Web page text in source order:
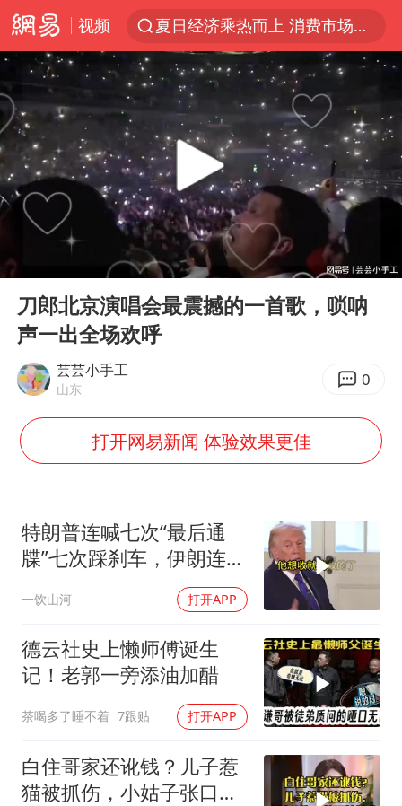
视频
夏日经济乘热而上 消费市场向新而行
白海豚对华东华北影响会大于巴威
以拒绝“和平委员会”的加沙和平计划
浙江省甬江发生2026年第1号洪水
全球最大级别运输船通过长江大桥
白海豚北上或致京津冀暴雨
上海全力守护市民“菜篮子”
上门女婿出轨女邻居多年被判重婚罪
美将每月供乌爱国者拦截导弹
猫咪过火把节被抹成黑猫
暴雨预报为何有时感觉不准
总书记点赞的非遗苗绣焕发新生机
Play
05:24
刀郎北京演唱会最震撼的一首歌，唢呐
声一出全场欢呼
芸芸小手工
山东 0
打开网易新闻 体验效果更佳
特朗普连喊七次“最后通
牒”七次踩刹车，伊朗连谈
都不认，这出戏到底演给
谁看
一饮山河 打开APP
德云社史上懒师傅诞生
记！老郭一旁添油加醋
茶喝多了睡不着 7跟贴 打开APP
白住哥家还讹钱？儿子惹
猫被抓伤，小姑子张口就